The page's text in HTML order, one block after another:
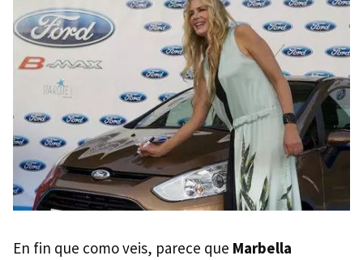
En fin que como veis, parece que Marbella